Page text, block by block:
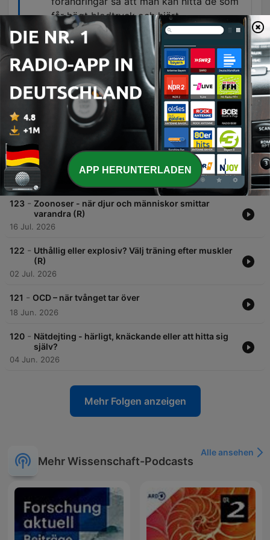
får högt blodtryck och hjärt-
kärlsjukdomar tidigt i livet.
00:29:44 · Beskriver målet med modern
forskning kring biomarkörer för att möjliggöra
preventiv behandling.
Folgen
124 - Det farliga blodtrycket (R)
Detta avsnitt utforskar vad blodtryck är, hur det mäts och de riskfaktorer som definierar hypertoni. Vi går igenom normalvärden, fysiologiska konsekvenser av högt tryck samt betydelsen av både genetiska och livsstilsrelaterade faktorer. Vidare diskuteras utmaningarna med blodtrycksbehandling hos äldre, där risken för komplikationer vid för lågt tryck belyses. Avsnittet berör även vikten av screening samt hur modern forskning kring biomarkörer och genetik syftar till att identifierar högriskindivider tidigt.
30 Jul. 2026
123 - Zoonoser - när djur och människor smittar
varandra (R)
16 Jul. 2026
122 - Uthållig eller explosiv? Välj träning efter muskler
(R)
02 Jul. 2026
121 - OCD – när tvånget tar över
18 Jun. 2026
120 - Nätdejting - härligt, knäckande eller att hitta sig
själv?
04 Jun. 2026
Mehr Folgen anzeigen
Mehr Wissenschaft-Podcasts
Alle ansehen
APP HERUNTERLADEN